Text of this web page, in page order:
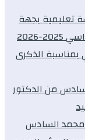
يتفقد 39 مؤسسة تعليمية بجهة
2026
الذكرى
من الدكتور
محمد السادس